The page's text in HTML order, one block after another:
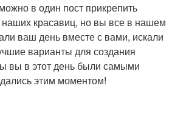
в один пост прикрепить
красавиц, но вы все в нашем
ваш день вместе с вами, искали
варианты для создания
вы в этот день были самыми
этим моментом!